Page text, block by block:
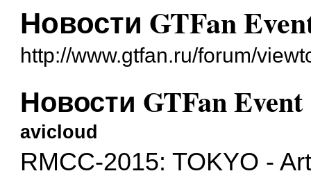
Новости GTFan
http://www.gtfan.ru/forum/
Новости GTFan Event
avicloud
RMCC-2015: TOKYO -